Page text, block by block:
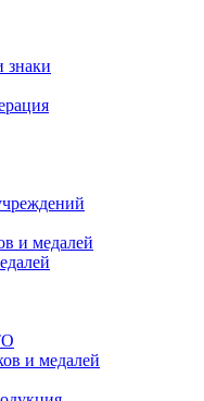
знаки
и медалей
и медалей